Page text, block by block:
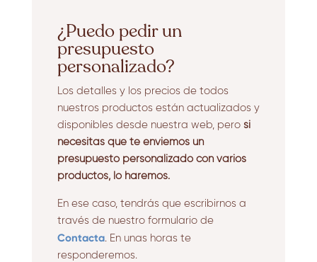
¿Puedo pedir un
presupuesto
personalizado?
Los detalles y los precios de todos
nuestros productos están actualizados y
disponibles desde nuestra web, pero si
necesitas que te enviemos un
presupuesto personalizado con varios
productos, lo haremos.
En ese caso, tendrás que escribirnos a
través de nuestro formulario de
Contacta. En unas horas te
responderemos.